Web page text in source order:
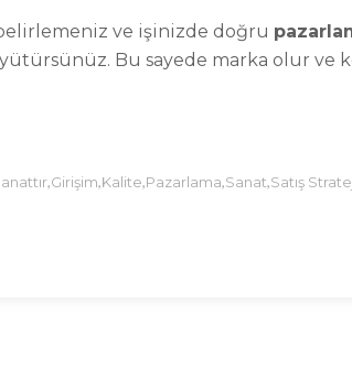
ve işinizde doğru
Bu sayede marka olur ve
,Girişim,Kalite,Pazarlama,Sanat,Satış